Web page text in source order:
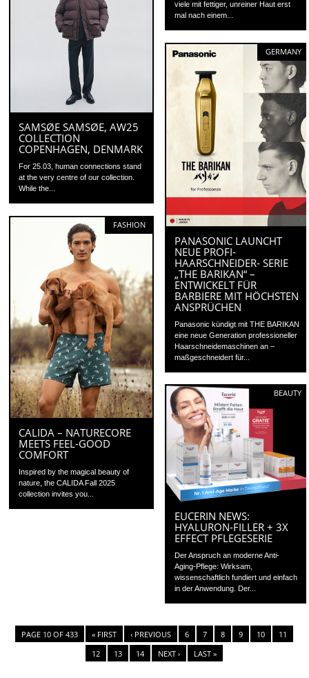
viele mit fettiger, unreiner Haut erst
mal nach einem...
SAMSØE SAMSØE, AW25
COLLECTION
COPENHAGEN, DENMARK
For 25.03, human connections stand
at the very centre of our collection.
While the...
GERMANY
PANASONIC LAUNCHT
NEUE PROFI-
HAARSCHNEIDER- SERIE
„THE BARIKAN“ –
ENTWICKELT FÜR
BARBIERE MIT HÖCHSTEN
ANSPRÜCHEN
Panasonic kündigt mit THE BARIKAN
eine neue Generation professioneller
Haarschneidemaschinen an –
maßgeschneidert für...
FASHION
CALIDA – NATURECORE
MEETS FEEL-GOOD
COMFORT
Inspired by the magical beauty of
nature, the CALIDA Fall 2025
collection invites you...
BEAUTY
EUCERIN NEWS:
HYALURON-FILLER + 3X
EFFECT PFLEGESERIE
Der Anspruch an moderne Anti-
Aging-Pflege: Wirksam,
wissenschaftlich fundiert und einfach
in der Anwendung. Der...
PAGE 10 OF 433 « FIRST ‹ PREVIOUS 6 7 8 9 10
11
12
13 14 NEXT › LAST »